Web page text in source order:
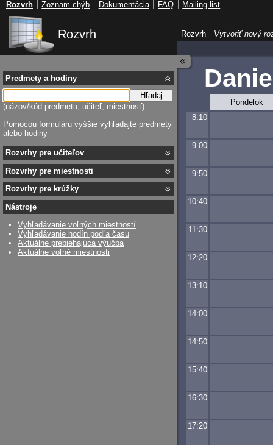
Rozvrh
Pondelok
8:10
9:00
9:50
10:40
11:30
12:20
13:10
14:00
14:50
15:40
16:30
17:20
Predmety a hodiny
Hľadaj
(názov/kód predmetu, učiteľ, miestnosť)
Pomocou formuláru vyššie vyhľadajte predmety
alebo hodiny
Rozvrhy pre učiteľov
Rozvrhy pre miestnosti
Rozvrhy pre krúžky
Nástroje
Vyhľadávanie voľných miestností
Vyhľadávanie hodín podľa času
Aktuálne prebiehajúca výučba
Aktuálne voľné miestnosti
Rozvrh Vytvoriť nový
Rozvrh Zoznam chýb Dokumentácia FAQ Mailing list